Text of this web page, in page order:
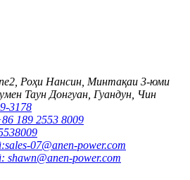
Роҳи Нансин, Минтақаи 3-юми
Таун Донгуан, Гуандун, Чин
3178
189 2553 8009
sales-07@anen-power.com
shawn@anen-power.com